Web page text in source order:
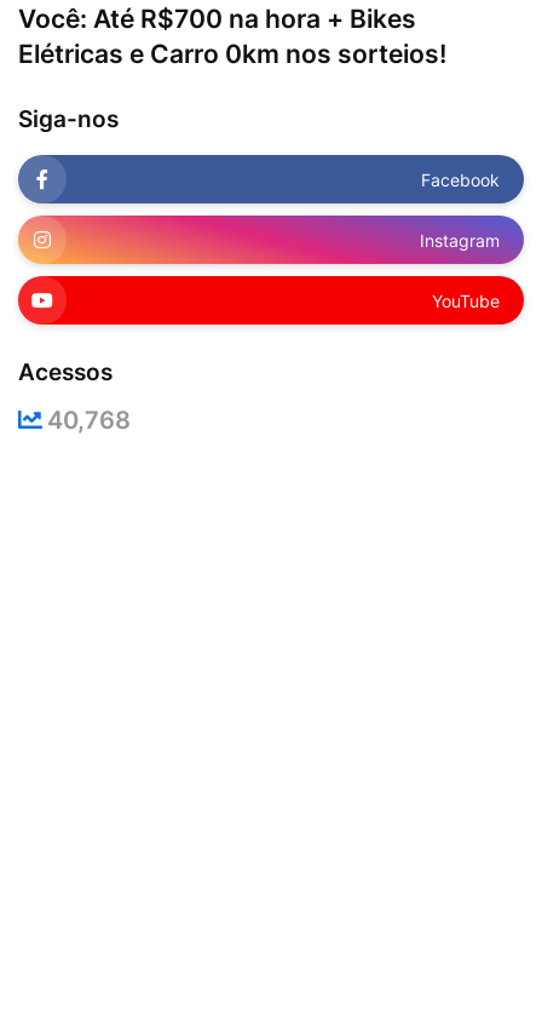
Você: Até R$700 na hora + Bikes
Elétricas e Carro 0km nos sorteios!
Siga-nos
Facebook
Instagram
YouTube
Acessos
40,768